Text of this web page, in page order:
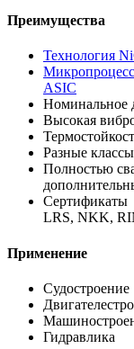
Преимущества
Технология
ASIC
Номинальное
Высокая
Разные
Полностью
Сертификаты
LRS, NKK,
Применение
Судостроение
Гидравлика